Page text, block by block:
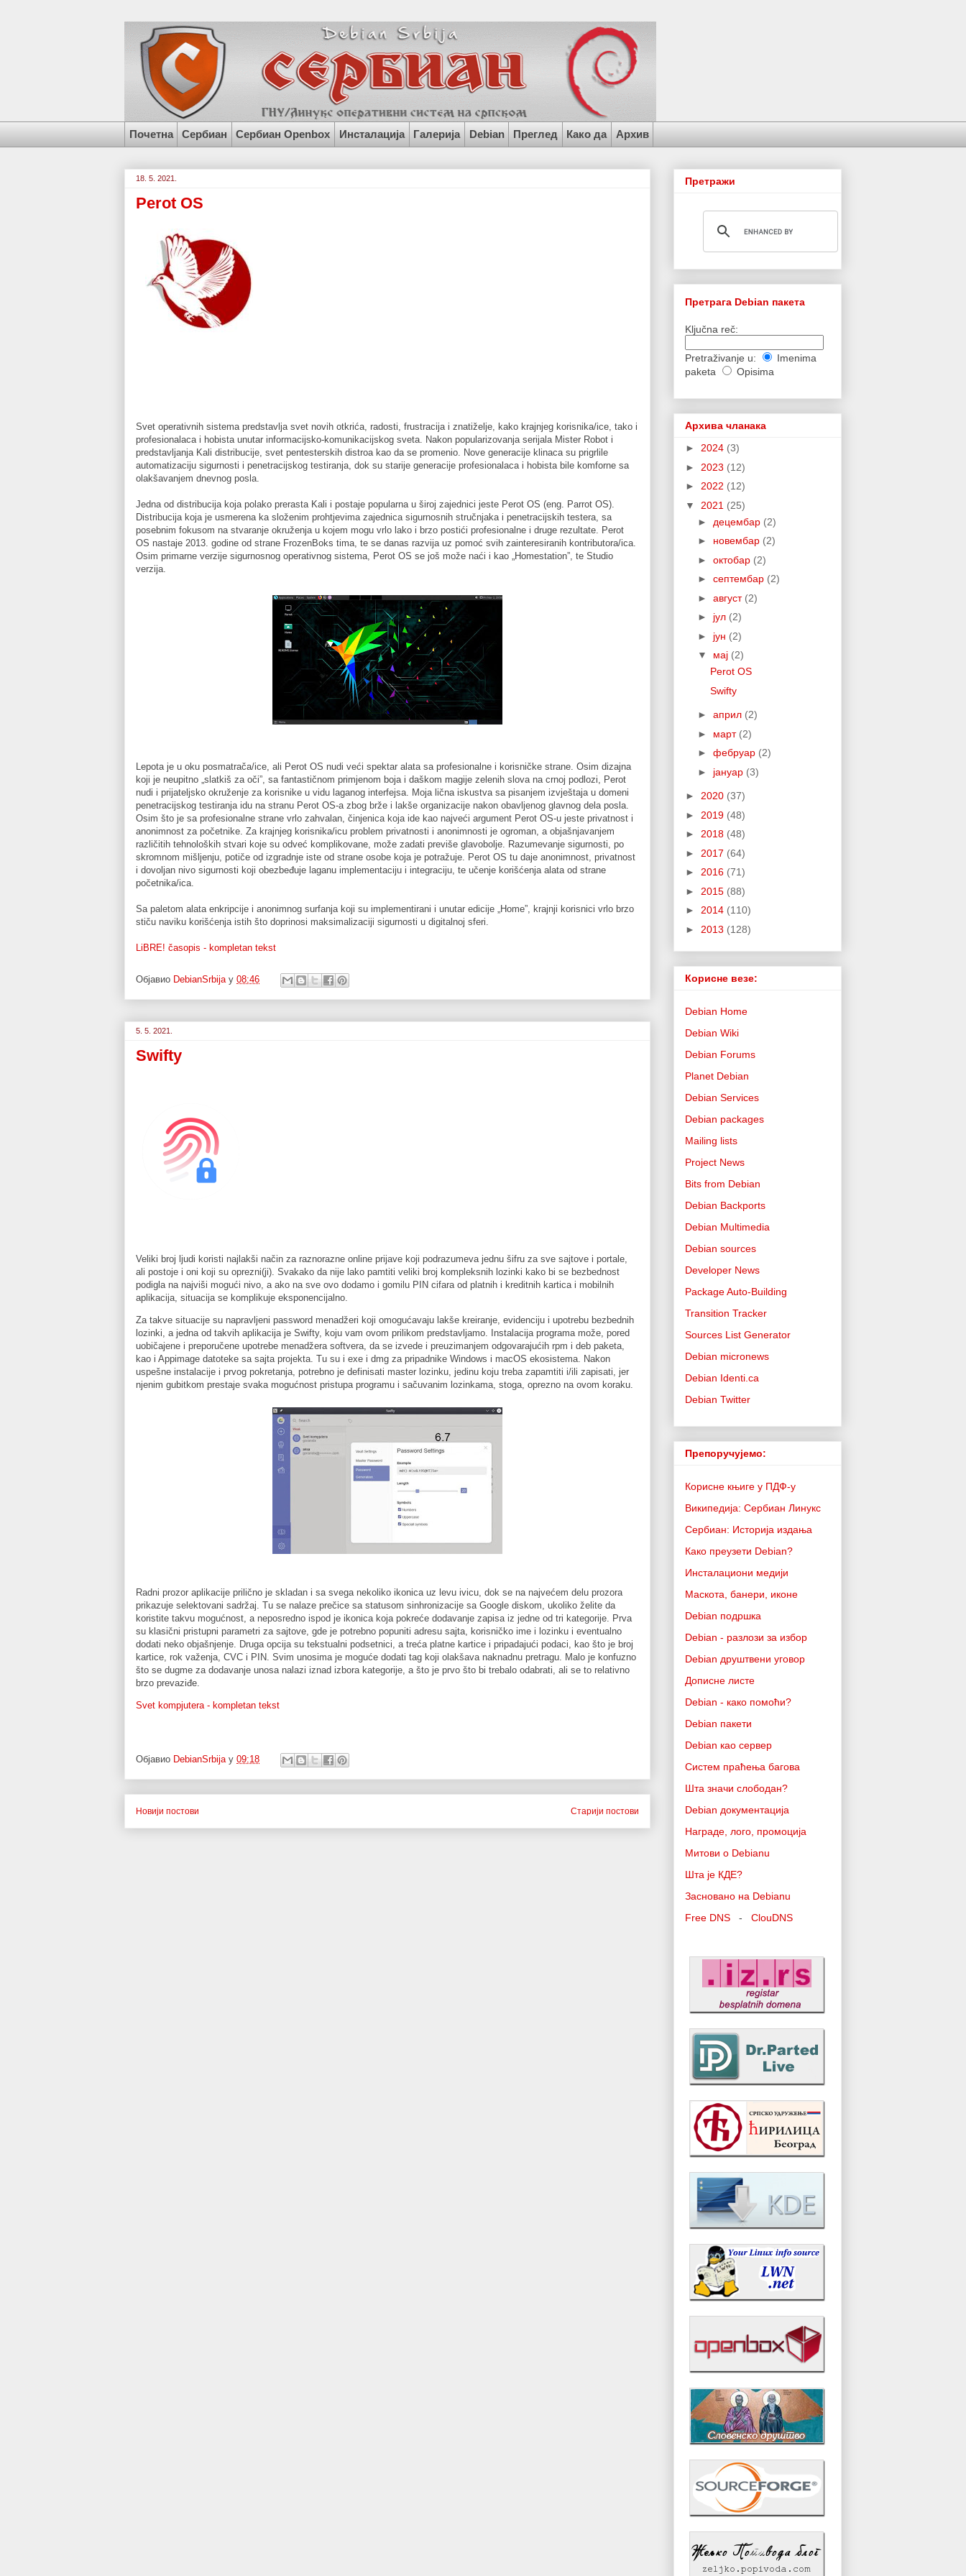
Почетна Сербиан Сербиан Openbox Инсталација Галерија Debian Преглед Како да Архив
18. 5. 2021.
Perot OS
Svet operativnih sistema predstavlja svet novih otkrića, radosti, frustracija i znatiželje, kako krajnjeg korisnika/ice, tako i
profesionalaca i hobista unutar informacijsko-komunikacijskog sveta. Nakon popularizovanja serijala Mister Robot i
predstavljanja Kali distribucije, svet pentesterskih distroa kao da se promenio. Nove generacije klinaca su prigrlile
automatizaciju sigurnosti i penetracijskog testiranja, dok su starije generacije profesionalaca i hobista bile komforne sa
olakšavanjem dnevnog posla.
Jedna od distribucija koja polako prerasta Kali i postaje popularna u široj zajednici jeste Perot OS (eng. Parrot OS).
Distribucija koja je usmerena ka složenim prohtjevima zajednica sigurnosnih stručnjaka i penetracijskih testera, sa
posebnim fokusom na stvaranje okruženja u kojem mogu vrlo lako i brzo postići profesionalne i druge rezultate. Perot
OS nastaje 2013. godine od strane FrozenBokѕ tima, te se danas razvija uz pomoć svih zainteresiranih kontributora/ica.
Osim primarne verzije sigurnosnog operativnog sistema, Perot OS se još može naći i kao „Homestation”, te Studio
verzija.
Lepota je u oku posmatrača/ice, ali Perot OS nudi veći spektar alata sa profesionalne i korisničke strane. Osim dizajna
koji je neupitno „slatkiš za oči”, sa fantastičnom primjenom boja i daškom magije zelenih slova na crnoj podlozi, Perot
nudi i prijateljsko okruženje za korisnike u vidu laganog interfejsa. Moja lična iskustva sa pisanjem izvještaja u domeni
penetracijskog testiranja idu na stranu Perot OS-a zbog brže i lakše organizacije nakon obavljenog glavnog dela posla.
Osim što je sa profesionalne strane vrlo zahvalan, činjenica koja ide kao najveći argument Perot OS-u jeste privatnost i
anonimnost za početnike. Za krajnjeg korisnika/icu problem privatnosti i anonimnosti je ogroman, a objašnjavanjem
različitih tehnoloških stvari koje su odveć komplikovane, može zadati previše glavobolje. Razumevanje sigurnosti, po
skromnom mišljenju, potiče od izgradnje iste od strane osobe koja je potražuje. Perot OS tu daje anonimnost, privatnost
i dovoljan nivo sigurnosti koji obezbeđuje laganu implementaciju i integraciju, te učenje korišćenja alata od strane
početnika/ica.
Sa paletom alata enkripcije i anonimnog surfanja koji su implementirani i unutar edicije „Home”, krajnji korisnici vrlo brzo
stiču naviku korišćenja istih što doprinosi maksimalizaciji sigurnosti u digitalnoj sferi.
LiBRE! časopis - kompletan tekst
Објавио DebianSrbija у 08:46
5. 5. 2021.
Swifty
Veliki broj ljudi koristi najlakši način za raznorazne online prijave koji podrazumeva jednu šifru za sve sajtove i portale,
ali postoje i oni koji su oprezni(ji). Svakako da nije lako pamtiti veliki broj kompleksnih lozinki kako bi se bezbednost
podigla na najviši mogući nivo, a ako na sve ovo dodamo i gomilu PIN cifara od platnih i kreditnih kartica i mobilnih
aplikacija, situacija se komplikuje eksponencijalno.
Za takve situacije su napravljeni password menadžeri koji omogućavaju lakše kreiranje, evidenciju i upotrebu bezbednih
lozinki, a jedna od takvih aplikacija je Swifty, koju vam ovom prilikom predstavljamo. Instalacija programa može, pored
uobičajene i preporučene upotrebe menadžera softvera, da se izvede i preuzimanjem odgovarajućih rpm i deb paketa,
kao i Appimage datoteke sa sajta projekta. Tu su i exe i dmg za pripadnike Windows i macOS ekosistema. Nakon
uspešne instalacije i prvog pokretanja, potrebno je definisati master lozinku, jedinu koju treba zapamtiti i/ili zapisati, jer
njenim gubitkom prestaje svaka mogućnost pristupa programu i sačuvanim lozinkama, stoga, oprezno na ovom koraku.
Radni prozor aplikacije prilično je skladan i sa svega nekoliko ikonica uz levu ivicu, dok se na najvećem delu prozora
prikazuje selektovani sadržaj. Tu se nalaze prečice sa statusom sinhronizacije sa Google diskom, ukoliko želite da
koristite takvu mogućnost, a neposredno ispod je ikonica koja pokreće dodavanje zapisa iz jedne od tri kategorije. Prva
su klasični pristupni parametri za sajtove, gde je potrebno popuniti adresu sajta, korisničko ime i lozinku i eventualno
dodati neko objašnjenje. Druga opcija su tekstualni podsetnici, a treća platne kartice i pripadajući podaci, kao što je broj
kartice, rok važenja, CVC i PIN. Svim unosima je moguće dodati tag koji olakšava naknadnu pretragu. Malo je konfuzno
što se dugme za dodavanje unosa nalazi iznad izbora kategorije, a što je prvo što bi trebalo odabrati, ali se to relativno
brzo prevaziđe.
Svet kompjutera - kompletan tekst
Објавио DebianSrbija у 09:18
Новији постови Старији постови
Претражи
Претрага Debian пакета
Ključna reč:
Pretraživanje u:
Imenima
paketa
Opisima
Архива чланака
► 2024 (3)
► 2023 (12)
► 2022 (12)
▼ 2021 (25)
► децембар (2)
► новембар (2)
► октобар (2)
► септембар (2)
► август (2)
► јул (2)
► јун (2)
▼ мај (2)
Perot OS
Swifty
► април (2)
► март (2)
► фебруар (2)
► јануар (3)
► 2020 (37)
► 2019 (48)
► 2018 (48)
► 2017 (64)
► 2016 (71)
► 2015 (88)
► 2014 (110)
► 2013 (128)
Корисне везе:
Debian Home
Debian Wiki
Debian Forums
Planet Debian
Debian Services
Debian packages
Mailing lists
Project News
Bits from Debian
Debian Backports
Debian Multimedia
Debian sources
Developer News
Package Auto-Building
Transition Tracker
Sources List Generator
Debian micronews
Debian Identi.ca
Debian Twitter
Препоручујемо:
Корисне књиге у ПДФ-у
Википедија: Сербиан Линукс
Сербиан: Историја издања
Како преузети Debian?
Инсталациони медији
Маскота, банери, иконе
Debian подршка
Debian - разлози за избор
Debian друштвени уговор
Дописне листе
Debian - како помоћи?
Debian пакети
Debian као сервер
Систем праћења багова
Шта значи слободан?
Debian документација
Награде, лого, промоција
Митови о Debianu
Шта је КДЕ?
Засновано на Debianu
Free DNS - ClouDNS